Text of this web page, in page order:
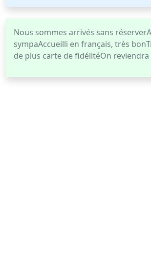
Nous sommes arrivés sans
sympaAccueilli en français, très
de plus carte de fidélitéOn reviendra